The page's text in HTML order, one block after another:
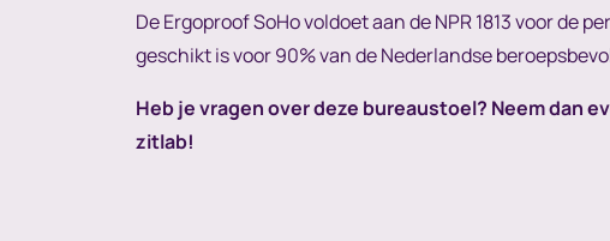
De Ergoproof SoHo voldoet aan de NPR 1813 voor de
geschikt is voor 90% van de Nederlandse
Heb je vragen over deze bureaustoel? Neem dan
zitlab!